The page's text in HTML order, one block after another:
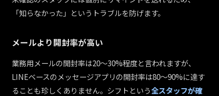
「知らなかった」というトラブルを防げます。
メールより開封率が高い
業務用メールの開封率は20〜30%程度と言われますが、
LINEベースのメッセージアプリの開封率は80〜90%に達す
ることも珍しくありません。シフトという全スタッフが確